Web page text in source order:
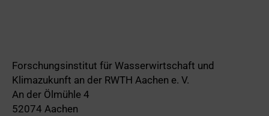
Forschungsinstitut für Wasserwirtschaft und
Klimazukunft an der RWTH Aachen e. V.
An der Ölmühle 4
52074 Aachen